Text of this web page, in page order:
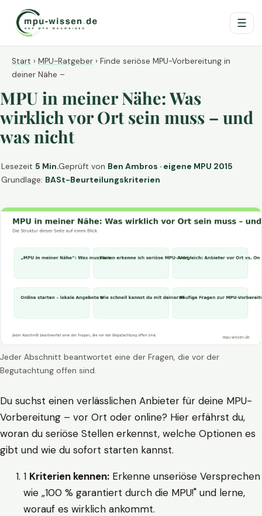
☰
Start › MPU-Ratgeber › Finde seriöse MPU-Vorbereitung in
deiner Nähe –
MPU in meiner Nähe: Was
wirklich vor Ort sein muss – und
was nicht
Lesezeit 5 Min.Geprüft von Ben Ambros · eigene MPU 2015
Grundlage: BASt-Beurteilungskriterien
Jeder Abschnitt beantwortet eine der Fragen, die vor der
Begutachtung offen sind.
Du suchst einen verlässlichen Anbieter für deine MPU-
Vorbereitung – vor Ort oder online? Hier erfährst du,
woran du seriöse Stellen erkennst, welche Optionen es
gibt und wie du sofort starten kannst.
1 Kriterien kennen: Erkenne unseriöse Versprechen
wie „100 % garantiert durch die MPU!" und lerne,
worauf es wirklich ankommt.